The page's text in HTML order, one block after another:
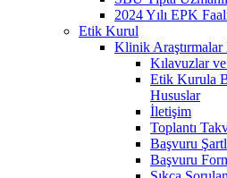
2024 Yılı EPK
Etik Kurul
Klinik
Kılavuzlar
Etik Kurula
Hususlar
İletişim
Toplantı
Başvuru
Başvuru